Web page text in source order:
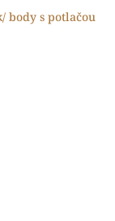
body s potlačou